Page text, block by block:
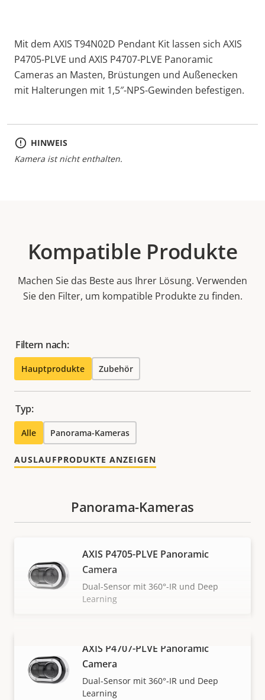
Mit dem AXIS T94N02D Pendant Kit lassen sich AXIS
P4705-PLVE und AXIS P4707-PLVE Panoramic
Cameras an Masten, Brüstungen und Außenecken
mit Halterungen mit 1,5″-NPS-Gewinden befestigen.
HINWEIS
Kamera ist nicht enthalten.
Kompatible Produkte
Machen Sie das Beste aus Ihrer Lösung. Verwenden
Sie den Filter, um kompatible Produkte zu finden.
Filtern nach:
Hauptprodukte Zubehör
Typ:
Alle Panorama-Kameras
AUSLAUFPRODUKTE ANZEIGEN
MEHR ANZEIGEN
Panorama-Kameras
AXIS P4705-PLVE Panoramic
Camera
Dual-Sensor mit 360°-IR und Deep
Learning
AXIS P4707-PLVE Panoramic
Camera
Dual-Sensor mit 360°-IR und Deep
Learning